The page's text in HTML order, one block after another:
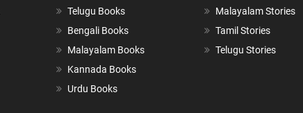
Telugu Books
Bengali Books
Malayalam Books
Kannada Books
Urdu Books
Malayalam Stories
Tamil Stories
Telugu Stories